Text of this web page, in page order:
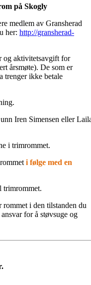
på Skogly
medlem av Gransherad
her: http://gransherad-
og aktivitetsavgift for
årsmøte). De som er
trenger ikke betale
Iren Simensen eller
i trimrommet.
i følge med en
trimrommet.
rommet i den tilstanden du
for å støvsuge og